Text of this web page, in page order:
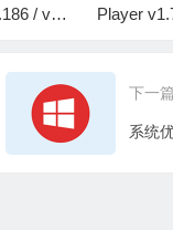
/ v1.
Player
增强绿色版
下一篇